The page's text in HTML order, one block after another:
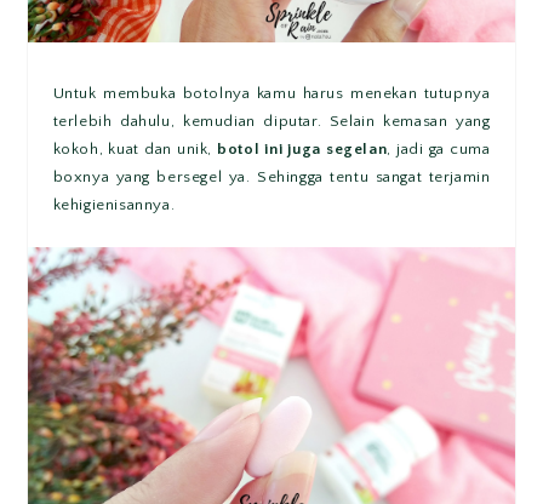
Untuk membuka botolnya kamu harus menekan tutupnya
terlebih dahulu, kemudian diputar. Selain kemasan yang
kokoh, kuat dan unik, botol ini juga segelan, jadi ga cuma
boxnya yang bersegel ya. Sehingga tentu sangat terjamin
kehigienisannya.